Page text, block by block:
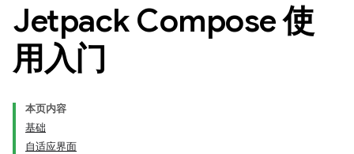
Jetpack Compose 使
用入门
本页内容
基础
自适应界面